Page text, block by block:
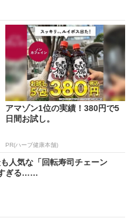
アマゾン1位の実績！380円で5
日間お試し。
PR(ハーブ健康本舗)
も人気な「回転寿司チェーン
ぎる……